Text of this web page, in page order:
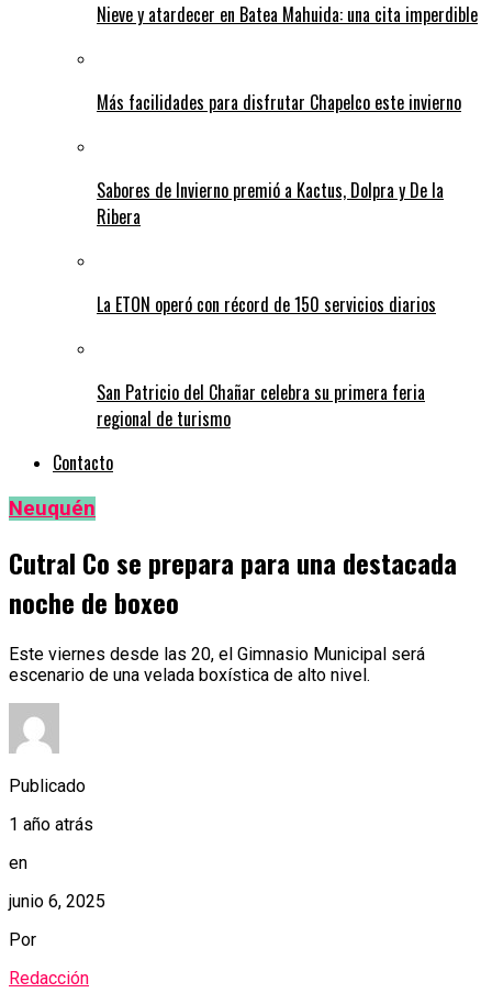
Nieve y atardecer en Batea Mahuida: una cita imperdible
Más facilidades para disfrutar Chapelco este invierno
Sabores de Invierno premió a Kactus, Dolpra y De la
Ribera
La ETON operó con récord de 150 servicios diarios
San Patricio del Chañar celebra su primera feria
regional de turismo
Contacto
Neuquén
Cutral Co se prepara para una destacada
noche de boxeo
Este viernes desde las 20, el Gimnasio Municipal será
escenario de una velada boxística de alto nivel.
Publicado
1 año atrás
en
junio 6, 2025
Por
Redacción